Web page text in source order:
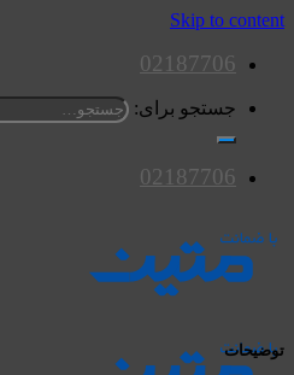
Skip to content
02187706
جستجو برای:
02187706
توضیحات